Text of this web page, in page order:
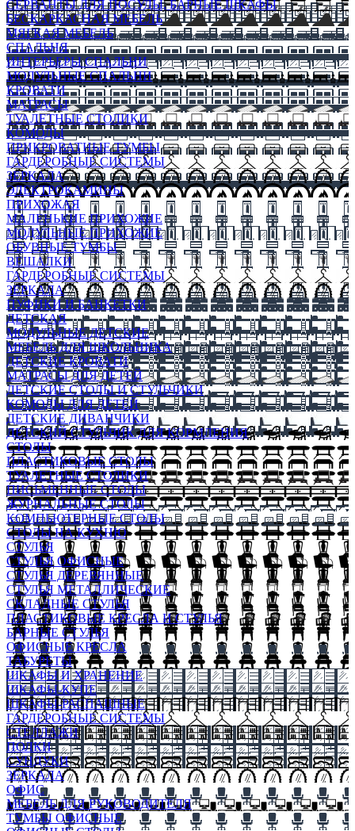
СЕРВАНТЫ ДЛЯ ПОСУДЫ, БАРНЫЕ ШКАФЫ
БЕСКАРКАСНАЯ МЕБЕЛЬ
МЯГКАЯ МЕБЕЛЬ
СПАЛЬНЯ
ИНТЕРЬЕРЫ СПАЛЬНИ
МОДУЛЬНЫЕ СПАЛЬНИ
КРОВАТИ
МАТРАСЫ
ТУАЛЕТНЫЕ СТОЛИКИ
КОМОДЫ
ПРИКРОВАТНЫЕ ТУМБЫ
ГАРДЕРОБНЫЕ СИСТЕМЫ
ЗЕРКАЛА
ЭЛЕКТРОКАМИНЫ
ПРИХОЖАЯ
МАЛЕНЬКИЕ ПРИХОЖИЕ
МОДУЛЬНЫЕ ПРИХОЖИЕ
ОБУВНЫЕ ТУМБЫ
ВЕШАЛКИ
ГАРДЕРОБНЫЕ СИСТЕМЫ
ЗЕРКАЛА
ПУФИКИ И БАНКЕТКИ
ДЕТСКАЯ
МОДУЛЬНЫЕ ДЕТСКИЕ
МЕБЕЛЬ ДЛЯ ШКОЛЬНИКА
ДЕТСКИЕ КРОВАТИ
МАТРАСЫ ДЛЯ ДЕТЕЙ
ДЕТСКИЕ СТОЛЫ И СТУЛЬЧИКИ
КОМОДЫ ДЛЯ ДЕТЕЙ
ДЕТСКИЕ ДИВАНЧИКИ
ДЕТСКИЙ СТУЛЬЧИК ДЛЯ КОРМЛЕНИЯ
СТОЛЫ
ПЛАСТИКОВЫЕ СТОЛЫ
ТУАЛЕТНЫЕ СТОЛИКИ
ПИСЬМЕННЫЕ СТОЛЫ
ЖУРНАЛЬНЫЕ СТОЛЫ
КОМПЬЮТЕРНЫЕ СТОЛЫ
СТОЛЫ НА КУХНЮ
СТУЛЬЯ
СТУЛЬЯ ОФИСНЫЕ
СТУЛЬЯ ДЕРЕВЯННЫЕ
СТУЛЬЯ МЕТАЛЛИЧЕСКИЕ
СКЛАДНЫЕ СТУЛЬЯ
ПЛАСТИКОВЫЕ КРЕСЛА И СТУЛЬЯ
БАРНЫЕ СТУЛЬЯ
ОФИСНЫЕ КРЕСЛА
ТАБУРЕТЫ
ШКАФЫ И ХРАНЕНИЕ
ШКАФЫ-КУПЕ
ШКАФЫ-РАСПАШНЫЕ
ГАРДЕРОБНЫЕ СИСТЕМЫ
СТЕЛЛАЖИ
ПОЛКИ
СУНДУКИ
ЗЕРКАЛА
ОФИС
МЕБЕЛЬ ДЛЯ РУКОВОДИТЕЛЯ
ТУМБЫ ОФИСНЫЕ